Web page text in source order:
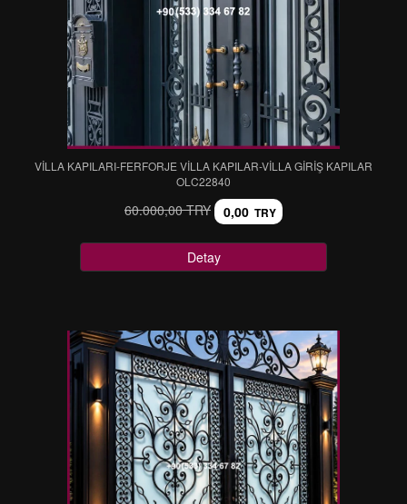
VİLLA KAPILARI-FERFORJE VİLLA KAPILAR-VİLLA GİRİŞ KAPILAR
OLC22840
60.000,00 TRY 0,00 TRY
Detay